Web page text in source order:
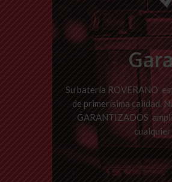
Su batería ROVERANO
de primerísima calidad.
GARANTIZADOS